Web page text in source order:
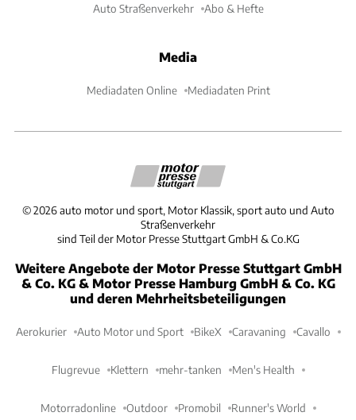
Auto Straßenverkehr Abo & Hefte
Media
Mediadaten Online Mediadaten Print
©2026 auto motor und sport, Motor Klassik, sport auto und Auto
Straßenverkehr
sind Teil der Motor Presse Stuttgart GmbH & Co.KG
Weitere Angebote der Motor Presse Stuttgart GmbH
& Co. KG & Motor Presse Hamburg GmbH & Co. KG
und deren Mehrheitsbeteiligungen
Aerokurier Auto Motor und Sport BikeX Caravaning Cavallo
Flugrevue Klettern mehr-tanken Men's Health
Motorradonline Outdoor Promobil Runner's World